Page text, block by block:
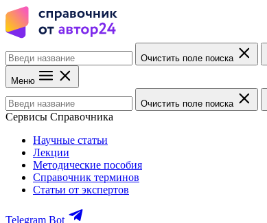
Очистить поле поиска
Меню
Очистить поле поиска
Сервисы Справочника
Научные статьи
Лекции
Методические пособия
Справочник терминов
Статьи от экспертов
Telegram Bot